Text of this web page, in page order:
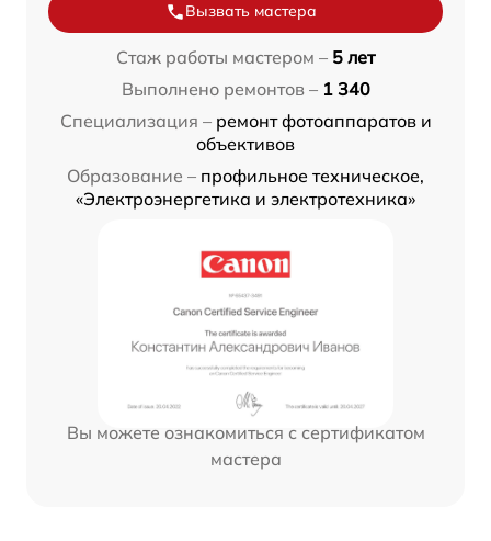
Вызвать мастера
Стаж работы мастером – 5 лет
Выполнено ремонтов – 1 340
Специализация – ремонт фотоаппаратов и
объективов
Образование – профильное техническое,
«Электроэнергетика и электротехника»
Вы можете ознакомиться с сертификатом
мастера